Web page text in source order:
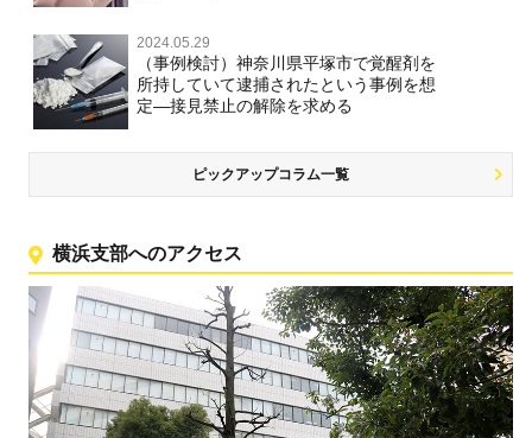
2024.05.29
（事例検討）神奈川県平塚市で覚醒剤を
所持していて逮捕されたという事例を想
定―接見禁止の解除を求める
ピックアップコラム一覧
横浜支部へのアクセス